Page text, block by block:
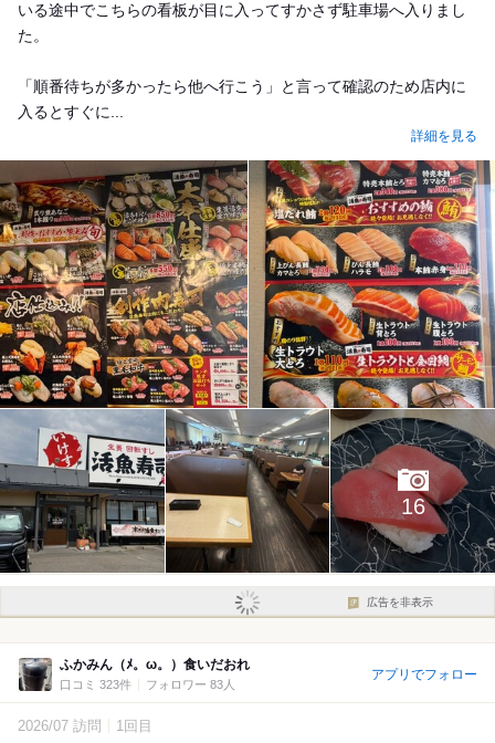
いる途中でこちらの看板が目に入ってすかさず駐車場へ入りまし
た。
「順番待ちが多かったら他へ行こう」と言って確認のため店内に
入るとすぐに...
詳細を見る
16
広告を非表示
ふかみん（ﾒ。ω。）食いだおれ
口コミ 323件 フォロワー 83人
アプリでフォロー
2026/07 訪問 1回目